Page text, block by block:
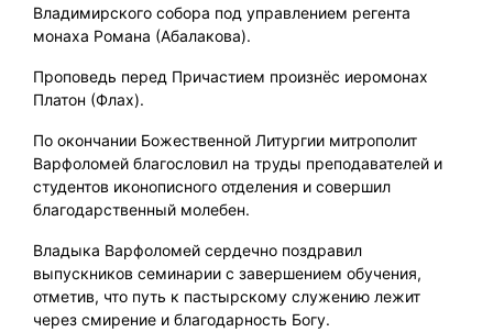
Владимирского собора под управлением регента
монаха Романа (Абалакова).
Проповедь перед Причастием произнёс иеромонах
Платон (Флах).
По окончании Божественной Литургии митрополит
Варфоломей благословил на труды преподавателей и
студентов иконописного отделения и совершил
благодарственный молебен.
Владыка Варфоломей сердечно поздравил
выпускников семинарии с завершением обучения,
отметив, что путь к пастырскому служению лежит
через смирение и благодарность Богу.